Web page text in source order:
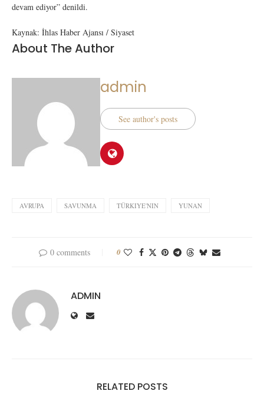
devam ediyor” denildi.
Kaynak: İhlas Haber Ajansı / Siyaset
About The Author
admin
See author's posts
AVRUPA SAVUNMA TÜRKIYE'NIN YUNAN
0 comments 0
ADMIN
RELATED POSTS